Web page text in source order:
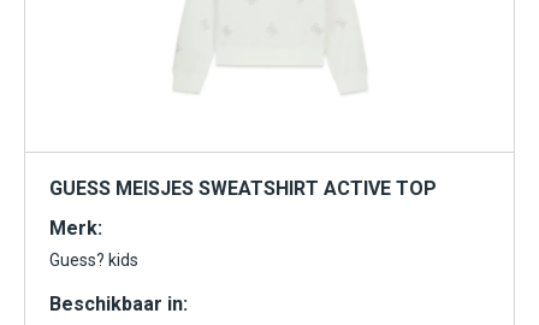
GUESS MEISJES SWEATSHIRT ACTIVE TOP
Merk:
Guess? kids
Beschikbaar in: